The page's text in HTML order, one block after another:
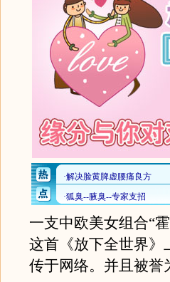
一支中欧美女组合“
这首《放下全世界》
传于网络。并且被誉